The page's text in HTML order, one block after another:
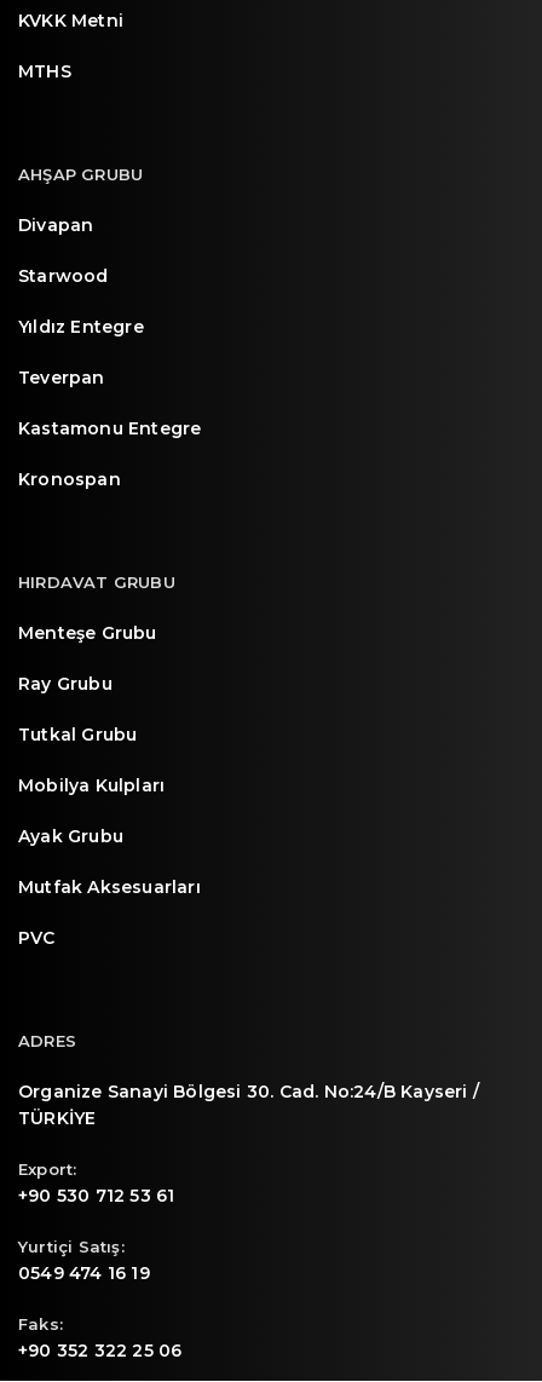
KVKK Metni
MTHS
AHŞAP GRUBU
Divapan
Starwood
Yıldız Entegre
Teverpan
Kastamonu Entegre
Kronospan
HIRDAVAT GRUBU
Menteşe Grubu
Ray Grubu
Tutkal Grubu
Mobilya Kulpları
Ayak Grubu
Mutfak Aksesuarları
PVC
ADRES
Organize Sanayi Bölgesi 30. Cad. No:24/B Kayseri /
TÜRKİYE
Export:
+90 530 712 53 61
Yurtiçi Satış:
0549 474 16 19
Faks:
+90 352 322 25 06